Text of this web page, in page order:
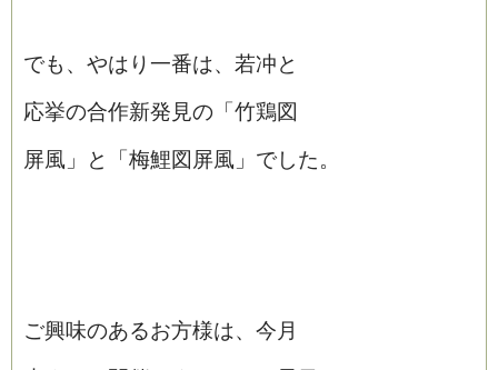
でも、やはり一番は、若冲と
応挙の合作新発見の「竹鶏図
屏風」と「梅鯉図屏風」でした。
ご興味のあるお方様は、今月